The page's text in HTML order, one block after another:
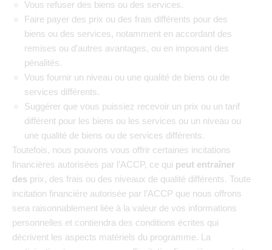
Vous refuser des biens ou des services.
Faire payer des prix ou des frais différents pour des
biens ou des services, notamment en accordant des
remises ou d’autres avantages, ou en imposant des
pénalités.
Vous fournir un niveau ou une qualité de biens ou de
services différents.
Suggérer que vous puissiez recevoir un prix ou un tarif
différent pour les biens ou les services ou un niveau ou
une qualité de biens ou de services différents.
Toutefois, nous pouvons vous offrir certaines incitations
financières autorisées par l’ACCP, ce qui peut entraîner
des prix, des frais ou des niveaux de qualité différents. Toute
incitation financière autorisée par l’ACCP que nous offrons
sera raisonnablement liée à la valeur de vos informations
personnelles et contiendra des conditions écrites qui
décrivent les aspects matériels du programme. La